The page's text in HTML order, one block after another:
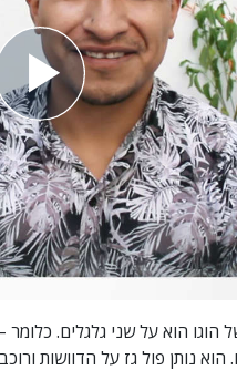
הוגו הוא על שני גלגלים.
הוא נותן פול גז על הדוושות